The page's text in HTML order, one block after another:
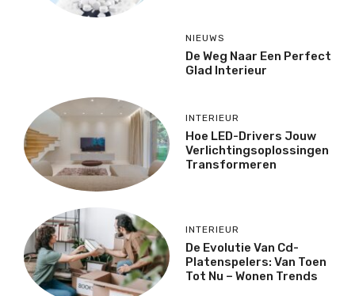
NIEUWS
De Weg Naar Een Perfect
Glad Interieur
INTERIEUR
Hoe LED-Drivers Jouw
Verlichtingsoplossingen
Transformeren
INTERIEUR
De Evolutie Van Cd-
Platenspelers: Van Toen
Tot Nu – Wonen Trends